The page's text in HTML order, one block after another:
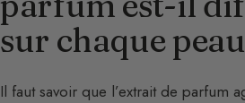
sur chaque
Il faut savoir que l’extrait de parfum